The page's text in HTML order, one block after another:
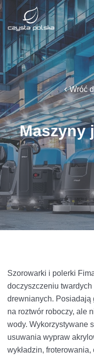
Wróć
Maszyny
Szorowarki i polerki
doczyszczeniu
drewnianych. Posiadają
na roztwór roboczy, ale
wody. Wykorzystywane
usuwania wypraw
wykładzin,